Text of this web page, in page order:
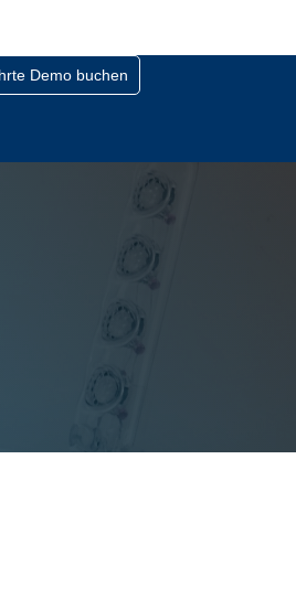
Demo buchen